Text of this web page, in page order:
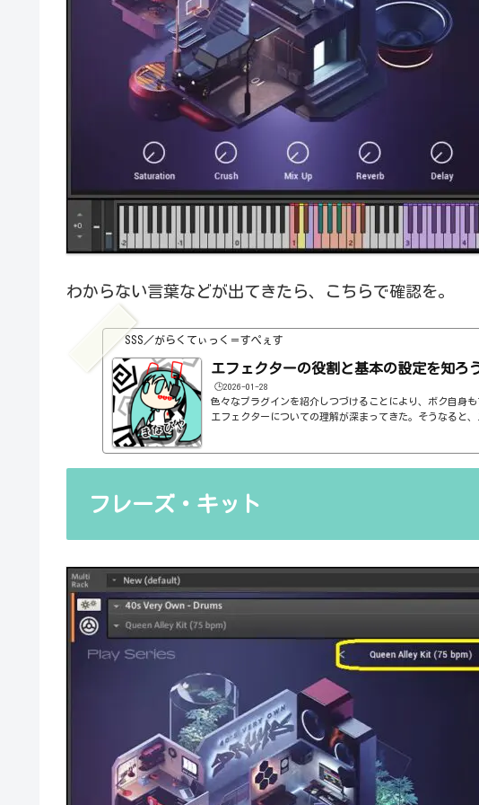
わからない言葉などが出てきたら、こちらで確認を。
SSS／がらくてぃっく＝すぺぇす
エフェクターの役割と基本の設定を知ろ
🕒️2026-01-28
色々なプラグインを紹介しつづけることにより、ボク自身
エフェクターについての理解が深まってきた。そうなると
説明を毎回書くのも、それはそれで面倒くさい、・・・情報
くいですよね。ということで、基本的な...
フレーズ・キット